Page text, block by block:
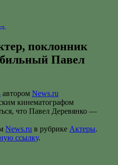
→
поклонник
Павел
автором News.ru
кинематографом
что Павел Деревянко —
News.ru в рубрике Актеры.
ссылку.